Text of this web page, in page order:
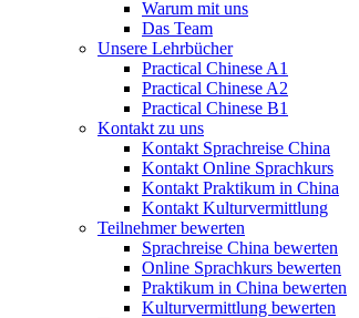
Warum mit uns
Das Team
Unsere Lehrbücher
Practical Chinese A1
Practical Chinese A2
Practical Chinese B1
Kontakt zu uns
Kontakt Sprachreise China
Kontakt Online Sprachkurs
Kontakt Praktikum in China
Kontakt Kulturvermittlung
Teilnehmer bewerten
Sprachreise China bewerten
Online Sprachkurs bewerten
Praktikum in China bewerten
Kulturvermittlung bewerten